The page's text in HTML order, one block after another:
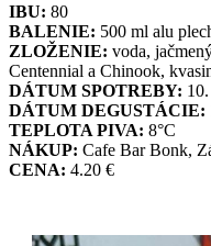
IBU: 80
BALENIE: 500 ml alu
ZLOŽENIE: voda,
Centennial a Chinook,
DÁTUM SPOTREBY:
DÁTUM DEGUSTÁCIE:
TEPLOTA PIVA: 8°C
NÁKUP: Cafe Bar Bonk,
CENA: 4.20 €